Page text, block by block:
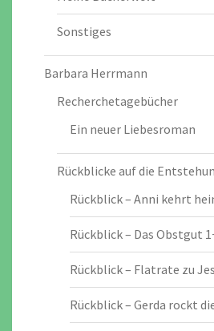
Sonstiges
Barbara Herrmann
Recherchetagebücher
Ein neuer Liebesroman
Rückblicke auf die
Rückblick – Anni kehrt
Rückblick – Das Obstgut
Rückblick – Flatrate zu
Rückblick – Gerda rockt